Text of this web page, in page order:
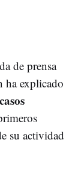
de prensa
ha explicado
su actividad